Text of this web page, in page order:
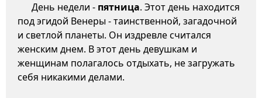
День недели - пятница. Этот день находится
под эгидой Венеры - таинственной, загадочной
и светлой планеты. Он издревле считался
женским днем. В этот день девушкам и
женщинам полагалось отдыхать, не загружать
себя никакими делами.